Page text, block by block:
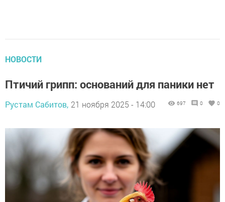
НОВОСТИ
Птичий грипп: оснований для паники нет
Рустам Сабитов, 21 ноября 2025 - 14:00 697 0 0